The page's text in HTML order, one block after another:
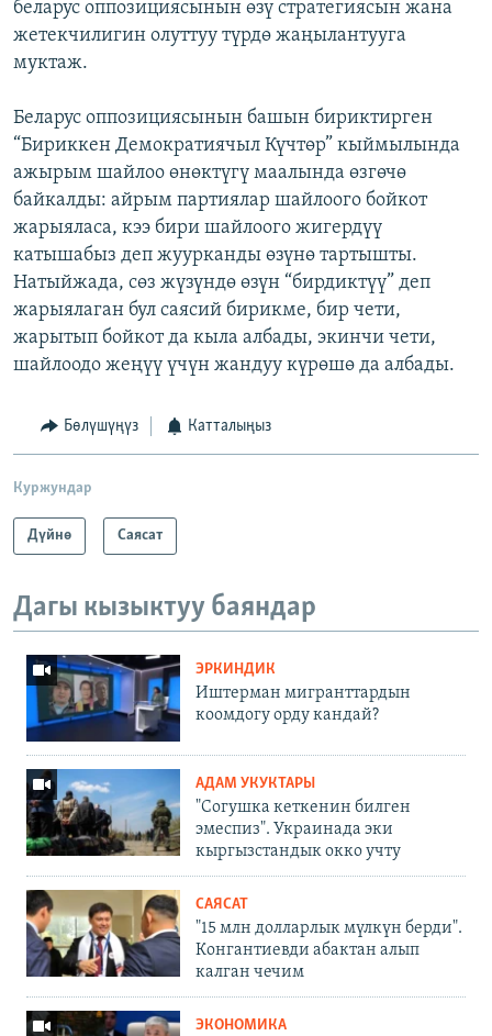
беларус оппозициясынын өзү стратегиясын жана
жетекчилигин олуттуу түрдө жаңылантууга
муктаж.
Беларус оппозициясынын башын бириктирген
“Бириккен Демократиячыл Күчтөр” кыймылында
ажырым шайлоо өнөктүгү маалында өзгөчө
байкалды: айрым партиялар шайлоого бойкот
жарыяласа, кээ бири шайлоого жигердүү
катышабыз деп жуурканды өзүнө тартышты.
Натыйжада, сөз жүзүндө өзүн “бирдиктүү” деп
жарыялаган бул саясий бирикме, бир чети,
жарытып бойкот да кыла албады, экинчи чети,
шайлоодо жеңүү үчүн жандуу күрөшө да албады.
Бөлүшүңүз Катталыңыз
Куржундар
Дүйнө Саясат
Дагы кызыктуу баяндар
ЭРКИНДИК
Иштерман мигранттардын
коомдогу орду кандай?
АДАМ УКУКТАРЫ
"Согушка кеткенин билген
эмеспиз". Украинада эки
кыргызстандык окко учту
САЯСАТ
"15 млн долларлык мүлкүн берди".
Конгантиевди абактан алып
калган чечим
ЭКОНОМИКА